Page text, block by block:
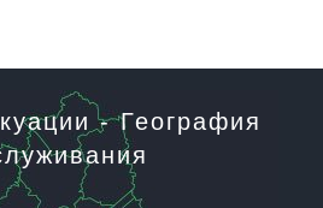
- География